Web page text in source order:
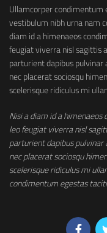
Ullamcorper
vestibulum nibh urna nam
diam id a himenaeos
feugiat viverra nisl sagittis
parturient dapibus
nec placerat sociosqu
scelerisque ridiculus mi
Nisi a diam id a
leo feugiat viverra nisl
parturient dapibus pulvinar
nec placerat sociosqu
scelerisque ridiculus mi
condimentum egestas